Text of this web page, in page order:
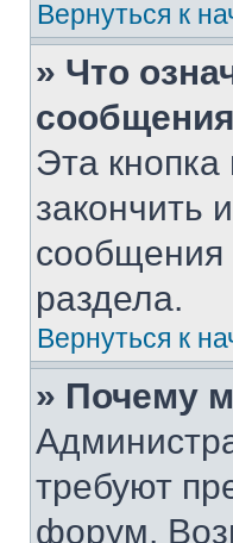
Вернуться к
» Что
Эта
закончить
сообщения
раздела.
Вернуться к
» Почему
требуют
форум.